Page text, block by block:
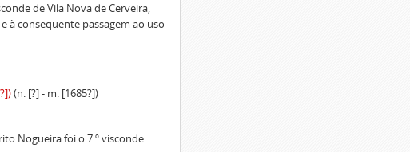
de Vila Nova de Cerveira,
à consequente passagem ao uso
(n. [?] - m. [1685?])
Nogueira foi o 7.º visconde.